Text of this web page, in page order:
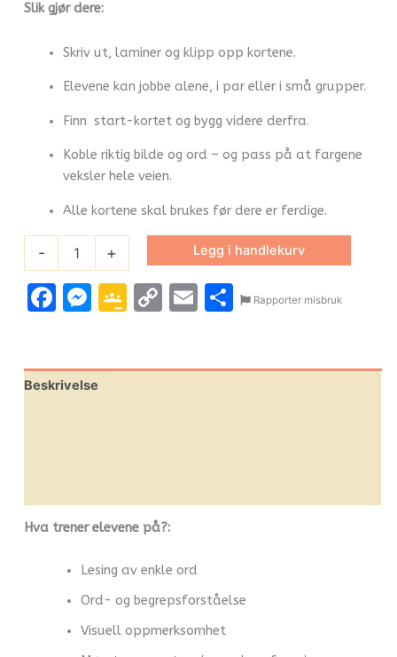
Slik gjør dere:
Skriv ut, laminer og klipp opp kortene.
Elevene kan jobbe alene, i par eller i små grupper.
Finn start-kortet og bygg videre derfra.
Koble riktig bilde og ord – og pass på at fargene
veksler hele veien.
Alle kortene skal brukes før dere er ferdige.
- + Legg i handlekurv
Facebook
Messenger
Google
CopyEmailShare
Rapporter misbruk
Beskrivelse
Hva trener elevene på?:
Lesing av enkle ord
Ord- og begrepsforståelse
Visuell oppmerksomhet